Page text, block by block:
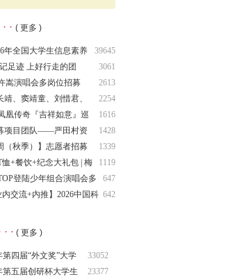
· ( 更多 )
39645
年全国大学生信息素养
3061
足迹 上好行走的团
2613
嵩演唱会多岗位招募
2254
靖、窦靖童、刘惜君、
新观众招募
1616
凰传奇『吉祥如意』巡
1428
项目团队——严田村资
1339
（秋季）】志愿者招募
1119
恤+餐饮+纪念大礼包 | 梅
……】小黄花狂野音乐嘉年华647
登陆少年组合演唱会多
642
内交流+内推】2026中国科
· ( 更多 )
33052
第四届“外文奖”大学
23377
第五届创研杯大学生